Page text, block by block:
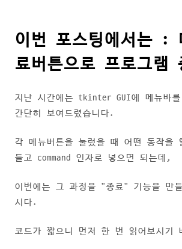
이번 포스팅에서는 :
료버튼으로 프로그램
지난 시간에는 tkinter GUI에 메뉴바
간단히 보여드렸습니다.
각 메뉴버튼을 눌렀을 때 어떤 동작을
들고 command 인자로 넣으면 되는데,
이번에는 그 과정을 "종료" 기능을 만
시다.
코드가 짧으니 먼저 한 번 읽어보시기